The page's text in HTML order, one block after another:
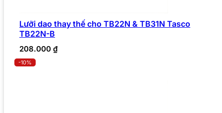
Lưỡi dao thay thế cho TB22N & TB31N Tasco
TB22N-B
208.000 ₫
-10%